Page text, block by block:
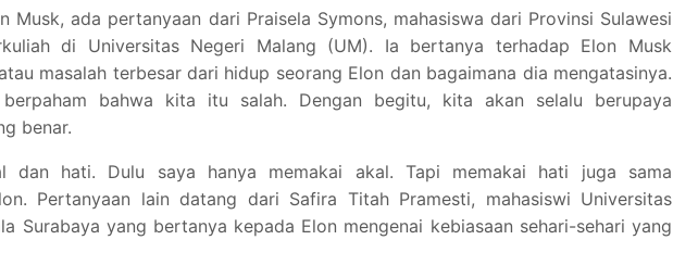
Musk, ada pertanyaan dari Praisela Symons, mahasiswa dari Provinsi Sulawesi
di Universitas Negeri Malang (UM). Ia bertanya terhadap Elon Musk
masalah terbesar dari hidup seorang Elon dan bagaimana dia mengatasinya.
bahwa kita itu salah. Dengan begitu, kita akan selalu berupaya
benar.
dan hati. Dulu saya hanya memakai akal. Tapi memakai hati juga sama
Pertanyaan lain datang dari Safira Titah Pramesti, mahasiswi Universitas
Surabaya yang bertanya kepada Elon mengenai kebiasaan sehari-sehari yang